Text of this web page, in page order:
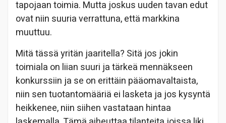
tapojaan toimia. Mutta joskus uuden tavan edut
ovat niin suuria verrattuna, että markkina
muuttuu.
Mitä tässä yritän jaaritella? Sitä jos jokin
toimiala on liian suuri ja tärkeä mennäkseen
konkurssiin ja se on erittäin pääomavaltaista,
niin sen tuotantomääriä ei lasketa ja jos kysyntä
heikkenee, niin siihen vastataan hintaa